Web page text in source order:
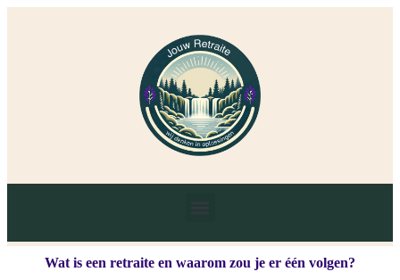
Wat is een retraite en waarom zou je er één volgen?